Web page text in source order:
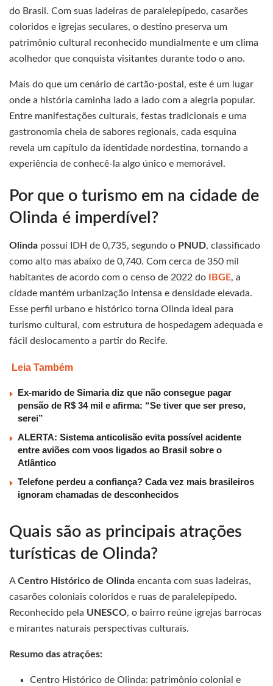
do Brasil. Com suas ladeiras de paralelepípedo, casarões
coloridos e igrejas seculares, o destino preserva um
patrimônio cultural reconhecido mundialmente e um clima
acolhedor que conquista visitantes durante todo o ano.
Mais do que um cenário de cartão-postal, este é um lugar
onde a história caminha lado a lado com a alegria popular.
Entre manifestações culturais, festas tradicionais e uma
gastronomia cheia de sabores regionais, cada esquina
revela um capítulo da identidade nordestina, tornando a
experiência de conhecê-la algo único e memorável.
Por que o turismo em na cidade de
Olinda é imperdível?
Olinda possui IDH de 0,735, segundo o PNUD, classificado
como alto mas abaixo de 0,740. Com cerca de 350 mil
habitantes de acordo com o censo de 2022 do
IBGE, a
cidade mantém urbanização intensa e densidade elevada.
Esse perfil urbano e histórico torna Olinda ideal para
turismo cultural, com estrutura de hospedagem adequada e
fácil deslocamento a partir do Recife.
Leia Também
Ex-marido de Simaria diz que não consegue pagar
pensão de R$ 34 mil e afirma: “Se tiver que ser preso,
serei”
ALERTA: Sistema anticolisão evita possível acidente
entre aviões com voos ligados ao Brasil sobre o
Atlântico
Telefone perdeu a confiança? Cada vez mais brasileiros
ignoram chamadas de desconhecidos
Quais são as principais atrações
turísticas de Olinda?
ACentro Histórico de Olinda encanta com suas ladeiras,
casarões coloniais coloridos e ruas de paralelepípedo.
Reconhecido pela UNESCO, o bairro reúne igrejas barrocas
e mirantes naturais perspectivas culturais.
Resumo das atrações:
Centro Histórico de Olinda: patrimônio colonial e